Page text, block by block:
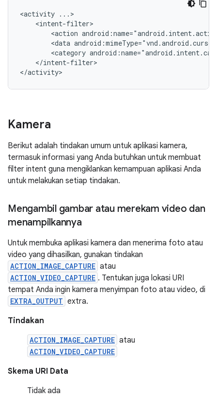
<activity
<action
<data
<category
</intent-filter>
</activity>
Kamera
Berikut adalah tindakan umum untuk aplikasi kamera,
termasuk informasi yang Anda butuhkan untuk membuat
filter intent guna mengiklankan kemampuan aplikasi Anda
untuk melakukan setiap tindakan.
Mengambil gambar atau merekam video dan
menampilkannya
Untuk membuka aplikasi kamera dan menerima foto atau
video yang dihasilkan, gunakan tindakan
ACTION_IMAGE_CAPTURE atau
ACTION_VIDEO_CAPTURE . Tentukan juga lokasi URI
tempat Anda ingin kamera menyimpan foto atau video, di
EXTRA_OUTPUT extra.
Tindakan
ACTION_IMAGE_CAPTURE atau
ACTION_VIDEO_CAPTURE
Skema URI Data
Tidak ada